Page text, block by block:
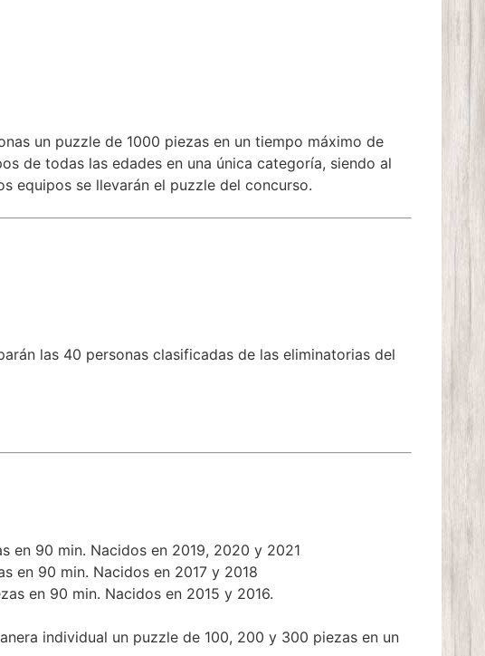
un puzzle de 1000 piezas en un tiempo máximo de
de todas las edades en una única categoría, siendo al
equipos se llevarán el puzzle del concurso.
las 40 personas clasificadas de las eliminatorias del
en 90 min. Nacidos en 2019, 2020 y 2021
en 90 min. Nacidos en 2017 y 2018
en 90 min. Nacidos en 2015 y 2016.
individual un puzzle de 100, 200 y 300 piezas en un